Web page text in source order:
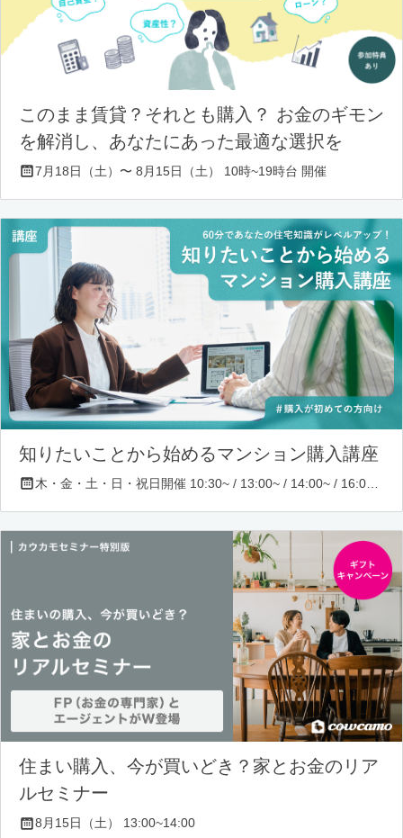
このまま賃貸？それとも購入？ お金のギモン
を解消し、あなたにあった最適な選択を
7月18日（土）〜 8月15日（土） 10時~19時台 開催
知りたいことから始めるマンション購入講座
住まい購入、今が買いどき？家とお金のリア
ルセミナー
8月15日（土） 13:00~14:00